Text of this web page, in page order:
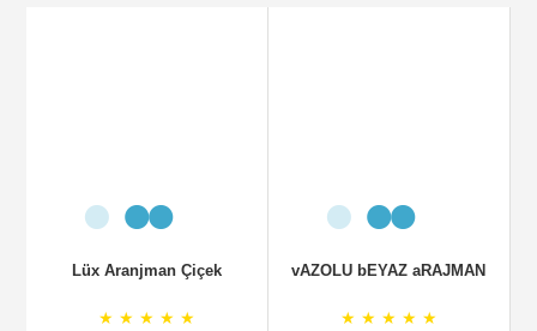
Lüx Aranjman Çiçek
★ ★ ★ ★ ★
vAZOLU bEYAZ aRAJMAN
★ ★ ★ ★ ★